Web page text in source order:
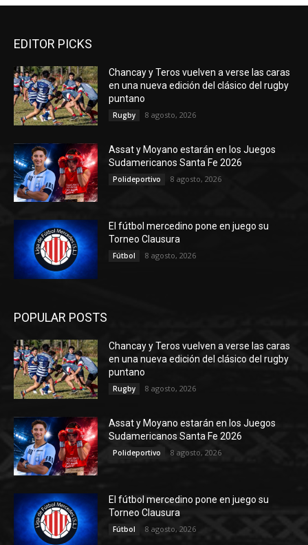
EDITOR PICKS
Chancay y Teros vuelven a verse las caras
en una nueva edición del clásico del rugby
puntano
Rugby 8 agosto, 2026
Assat y Moyano estarán en los Juegos
Sudamericanos Santa Fe 2026
Polideportivo 8 agosto, 2026
El fútbol mercedino pone en juego su
Torneo Clausura
Fútbol 8 agosto, 2026
POPULAR POSTS
Chancay y Teros vuelven a verse las caras
en una nueva edición del clásico del rugby
puntano
Rugby 8 agosto, 2026
Assat y Moyano estarán en los Juegos
Sudamericanos Santa Fe 2026
Polideportivo 8 agosto, 2026
El fútbol mercedino pone en juego su
Torneo Clausura
Fútbol 8 agosto, 2026